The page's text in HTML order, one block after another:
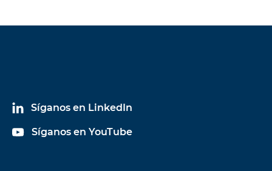
Síganos en LinkedIn
Síganos en YouTube